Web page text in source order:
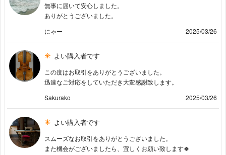
無事に届いて安心しました。
ありがとうございました。
にゃー
2025/03/26
よい購入者です
この度はお取引をありがとうございました。
迅速なご対応をしていただき大変感謝致します。
Sakurako
2025/03/26
よい購入者です
スムーズなお取引をありがとうございました。
また機会がございましたら、宜しくお願い致します🍀